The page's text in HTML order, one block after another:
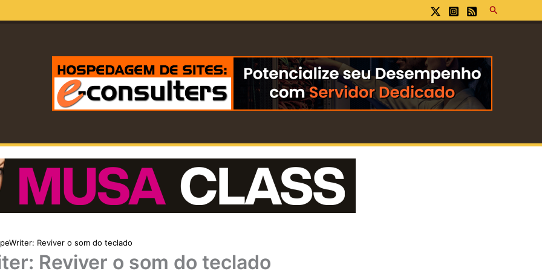
Pesquisar
Reviver o som do teclado
Reviver o som do teclado